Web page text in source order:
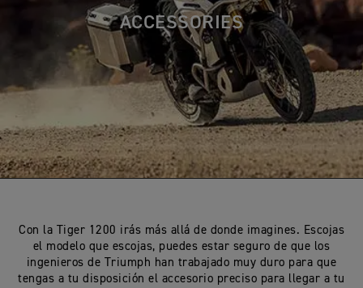
ACCESSORIES
Con la Tiger 1200 irás más allá de donde imagines. Escojas
el modelo que escojas, puedes estar seguro de que los
ingenieros de Triumph han trabajado muy duro para que
tengas a tu disposición el accesorio preciso para llegar a tu